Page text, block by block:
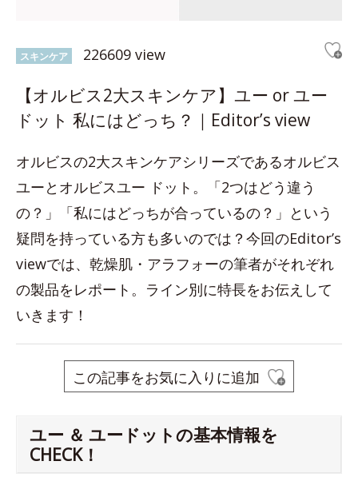
スキンケア 226609 view
【オルビス2大スキンケア】ユー or ユー
ドット 私にはどっち？｜Editor’s view
オルビスの2大スキンケアシリーズであるオルビス
ユーとオルビスユー ドット。「2つはどう違う
の？」「私にはどっちが合っているの？」という
疑問を持っている方も多いのでは？今回のEditor’s
viewでは、乾燥肌・アラフォーの筆者がそれぞれ
の製品をレポート。ライン別に特長をお伝えして
いきます！
この記事をお気に入りに追加
ユー ＆ ユードットの基本情報を
CHECK！